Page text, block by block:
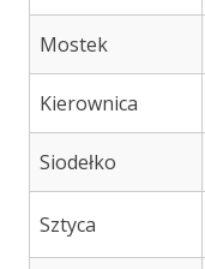
Mostek
Kierownica
Siodełko
Sztyca